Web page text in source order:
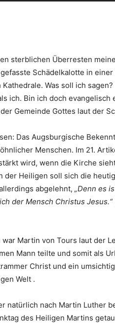
sterblichen Überresten
Schädelkalotte in einer
Was soll ich sagen?
ich. Bin ich doch evangelisch
Gemeinde Gottes laut der
Das Augsburgische
Menschen. Im 21.
wird, wenn die Kirche
der Heiligen soll sich die
abgelehnt, „Denn es
der Mensch Christus Jesus.“
Martin von Tours laut der
Mann teilte und somit als
Christ und ein
Welt .
natürlich nach Martin Luther
des Heiligen Martins